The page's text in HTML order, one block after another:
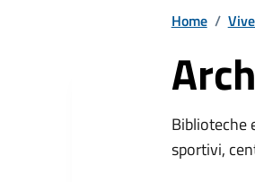
Home /
Biblioteche
sportivi,